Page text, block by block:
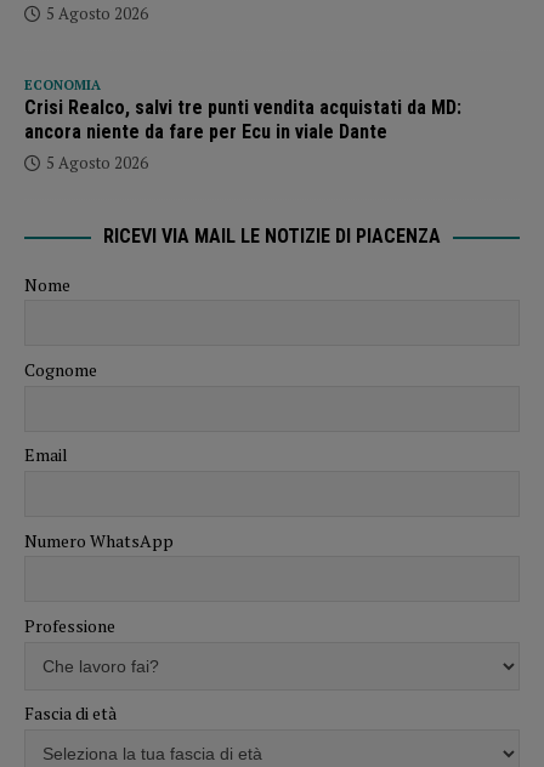
5 Agosto 2026
ECONOMIA
Crisi Realco, salvi tre punti vendita acquistati da MD:
ancora niente da fare per Ecu in viale Dante
5 Agosto 2026
RICEVI VIA MAIL LE NOTIZIE DI PIACENZA
Nome
Cognome
Email
Numero WhatsApp
Professione
Fascia di età